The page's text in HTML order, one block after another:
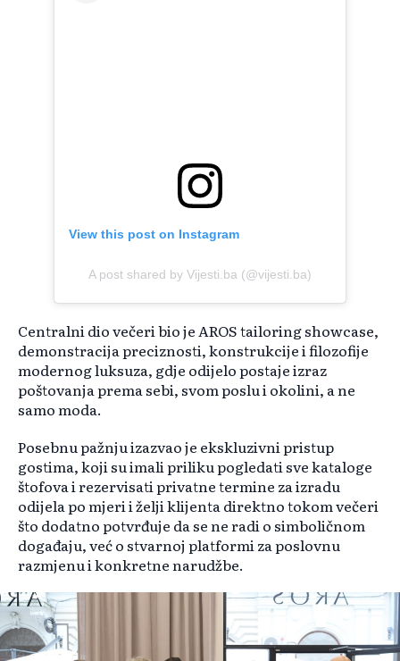
View this post on Instagram
A post shared by Vijesti.ba (@vijesti.ba)
Centralni dio večeri bio je AROS tailoring showcase,
demonstracija preciznosti, konstrukcije i filozofije
modernog luksuza, gdje odijelo postaje izraz
poštovanja prema sebi, svom poslu i okolini, a ne
samo moda.
Posebnu pažnju izazvao je ekskluzivni pristup
gostima, koji su imali priliku pogledati sve kataloge
štofova i rezervisati privatne termine za izradu
odijela po mjeri i želji klijenta direktno tokom večeri
što dodatno potvrđuje da se ne radi o simboličnom
događaju, već o stvarnoj platformi za poslovnu
razmjenu i konkretne narudžbe.